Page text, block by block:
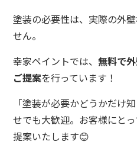
塗装の必要性は、実際の外
せん。
幸家ペイントでは、無料で
ご提案を行っています！
「塗装が必要かどうかだけ
せでも大歓迎。お客様にと
提案いたします😊